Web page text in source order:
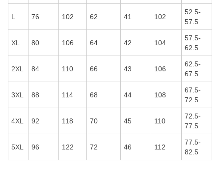
L 76 102 62 41 102
52.5-
57.5
XL 80 106 64 42 104
57.5-
62.5
2XL 84 110 66 43 106
62.5-
67.5
3XL 88 114 68 44 108
67.5-
72.5
4XL 92 118 70 45 110
72.5-
77.5
5XL 96 122 72 46 112
77.5-
82.5